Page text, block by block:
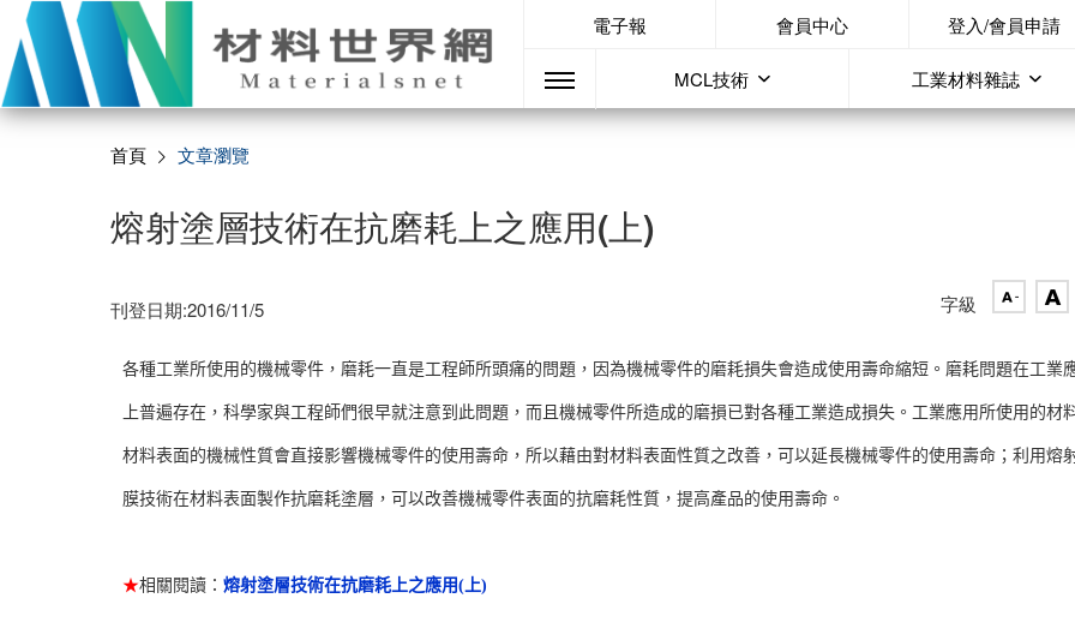
電子報 會員中心 登入/會員申請
MCL技術 工業材料雜誌
首頁 文章瀏覽
熔射塗層技術在抗磨耗上之應用(上)
刊登日期:2016/11/5 字級
各種工業所使用的機械零件，磨耗一直是工程師所頭痛的問題，因為機械零件的磨耗損失會造成使用壽命縮短。磨耗問題在工業
上普遍存在，科學家與工程師們很早就注意到此問題，而且機械零件所造成的磨損已對各種工業造成損失。工業應用所使用的材
材料表面的機械性質會直接影響機械零件的使用壽命，所以藉由對材料表面性質之改善，可以延長機械零件的使用壽命；利用熔
膜技術在材料表面製作抗磨耗塗層，可以改善機械零件表面的抗磨耗性質，提高產品的使用壽命。
★相關閱讀： 熔射塗層技術在抗磨耗上之應用(上)